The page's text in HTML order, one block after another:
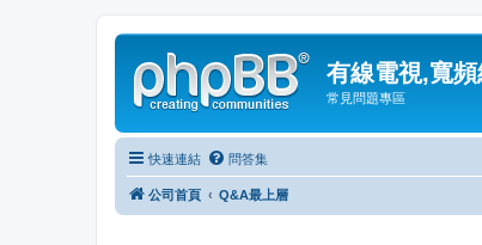
有線電視,寬
常見問題專區
快速連結 問答集
公司首頁 Q&A最上層